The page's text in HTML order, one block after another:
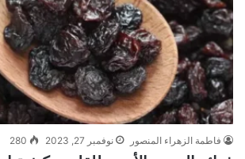
فاطمة الزهراء المنصور نوفمبر 27, 2023 280